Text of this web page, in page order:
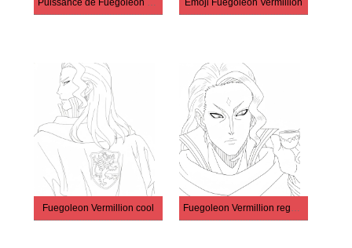
Puissance de Fuegoleon Vermillion Émoji Fuegoleon Vermillion
Fuegoleon Vermillion cool Fuegoleon Vermillion regardant